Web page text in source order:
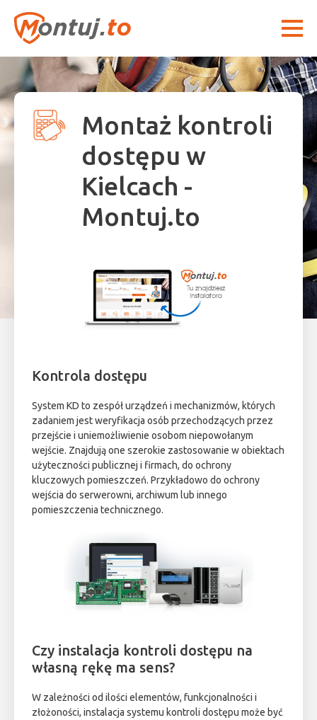
Montaż kontroli
dostępu w
Kielcach -
Montuj.to
Kontrola dostępu
System KD to zespół urządzeń i mechanizmów, których
zadaniem jest weryfikacja osób przechodzących przez
przejście i uniemożliwienie osobom niepowołanym
wejście. Znajdują one szerokie zastosowanie w obiektach
użyteczności publicznej i firmach, do ochrony
kluczowych pomieszczeń. Przykładowo do ochrony
wejścia do serwerowni, archiwum lub innego
pomieszczenia technicznego.
Czy instalacja kontroli dostępu na
własną rękę ma sens?
W zależności od ilości elementów, funkcjonalności i
złożoności, instalacja systemu kontroli dostępu może być